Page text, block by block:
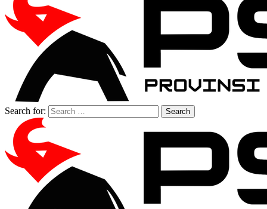
Search for: